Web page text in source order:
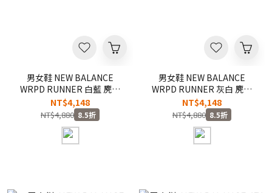
男女鞋 NEW BALANCE
WRPD RUNNER 白藍 麂皮
波浪型外底 復古 休閒鞋
【UWRPDCCH】
NT$4,148
NT$4,880 8.5折
男女鞋 NEW BALANCE
WRPD RUNNER 灰白 麂皮
波浪型外底 復古 休閒鞋
【UWRPDGCG】
NT$4,148
NT$4,880 8.5折